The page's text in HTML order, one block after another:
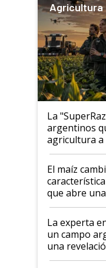
Agricultura
La
argentinos
agricultura a
infinitas"
El maíz
que abre
el lote
La experta
un campo
una
impresionó